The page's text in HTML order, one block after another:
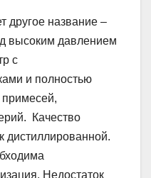
другое название –
высоким давлением
с
и полностью
примесей,
Качество
дистиллированной.
Недостаток